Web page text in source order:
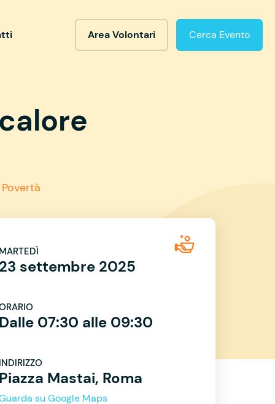
Area Volontari Cerca Evento
settembre 2025
07:30 alle 09:30
Mastai, Roma
su Google Maps